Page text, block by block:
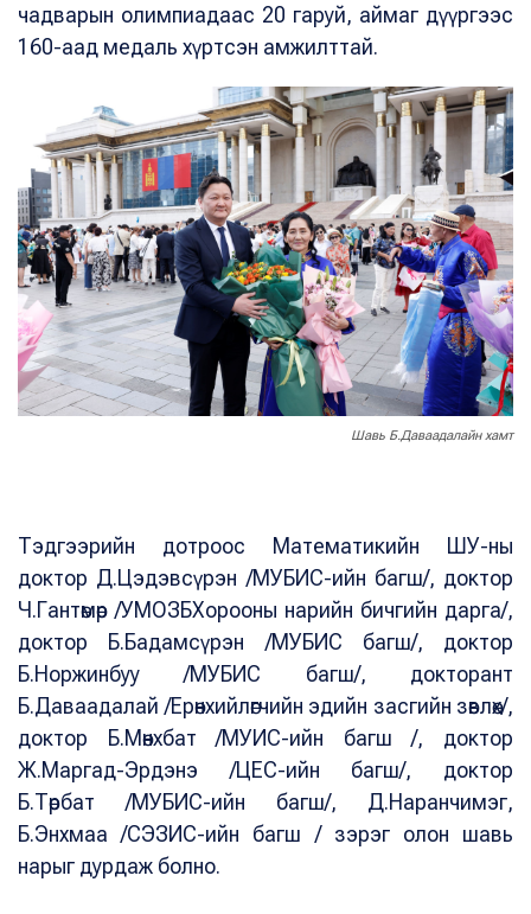
чадварын олимпиадаас 20 гаруй, аймаг дүүргээс
160-аад медаль хүртсэн амжилттай.
Шавь Б.Даваадалайн хамт
Тэдгээрийн дотроос Математикийн ШУ-ны
доктор Д.Цэдэвсүрэн /МУБИС-ийн багш/, доктор
Ч.Гантөмөр /УМОЗБХорооны нарийн бичгийн дарга/,
доктор Б.Бадамсүрэн /МУБИС багш/, доктор
Б.Норжинбуу /МУБИС багш/, докторант
Б.Даваадалай /Ерөнхийлөгчийн эдийн засгийн зөвлөх/,
доктор Б.Мөнхбат /МУИС-ийн багш /, доктор
Ж.Маргад-Эрдэнэ /ЦЕС-ийн багш/, доктор
Б.Төрбат /МУБИС-ийн багш/, Д.Наранчимэг,
Б.Энхмаа /СЭЗИС-ийн багш / зэрэг олон шавь
нарыг дурдаж болно.